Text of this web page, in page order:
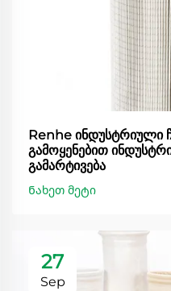
Renhe
გამოყენებით
გამარტივება
Ნახეთ მეტი
27
Sep